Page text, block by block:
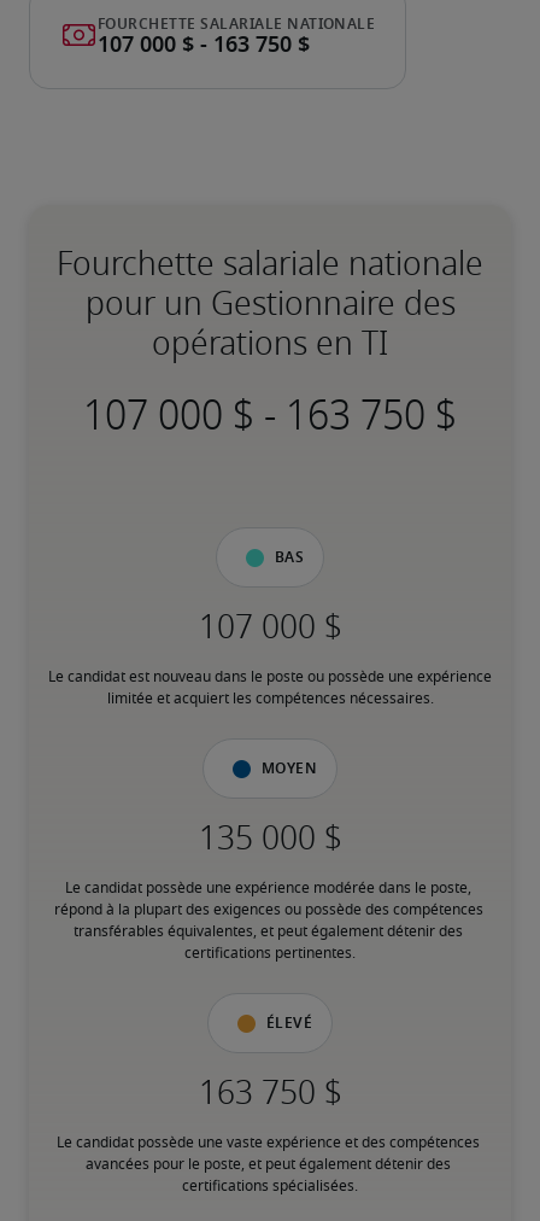
Fourchette salariale nationale
pour un Gestionnaire des
opérations en TI
-
Bas
Le candidat est nouveau dans le poste ou possède une expérience
limitée et acquiert les compétences nécessaires.
Moyen
Le candidat possède une expérience modérée dans le poste,
répond à la plupart des exigences ou possède des compétences
transférables équivalentes, et peut également détenir des
certifications pertinentes.
Élevé
Le candidat possède une vaste expérience et des compétences
avancées pour le poste, et peut également détenir des
certifications spécialisées.